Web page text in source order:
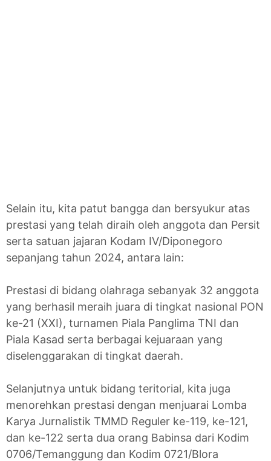
Selain itu, kita patut bangga dan bersyukur atas
prestasi yang telah diraih oleh anggota dan Persit
serta satuan jajaran Kodam IV/Diponegoro
sepanjang tahun 2024, antara lain:
Prestasi di bidang olahraga sebanyak 32 anggota
yang berhasil meraih juara di tingkat nasional PON
ke-21 (XXI), turnamen Piala Panglima TNI dan
Piala Kasad serta berbagai kejuaraan yang
diselenggarakan di tingkat daerah.
Selanjutnya untuk bidang teritorial, kita juga
menorehkan prestasi dengan menjuarai Lomba
Karya Jurnalistik TMMD Reguler ke-119, ke-121,
dan ke-122 serta dua orang Babinsa dari Kodim
0706/Temanggung dan Kodim 0721/Blora